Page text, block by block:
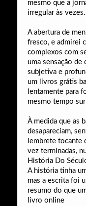
mesmo que a
irregular às vezes.
A abertura de
fresco, e admirei
complexos com
uma sensação
subjetiva e
um livros grátis
lentamente para
mesmo tempo
À medida que as
desapareciam,
lembrete tocante
vez terminadas,
História Do
A história tinha
mas a escrita foi
resumo do que
livro online